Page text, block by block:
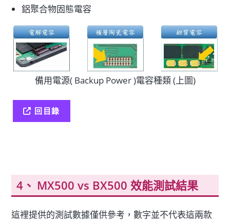
鋁聚合物固態電容
備用電源( Backup Power )電容種類 (上圖)
回目錄
MX500 vs BX500 效能測試結果
這裡提供的測試數據僅供參考，數字並不代表這兩款